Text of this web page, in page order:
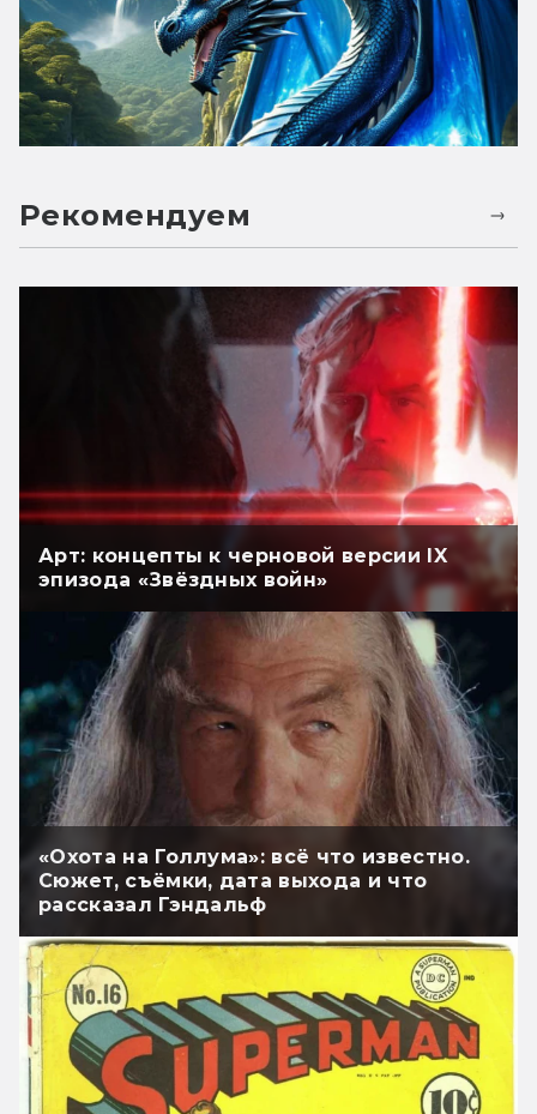
Рекомендуем
Арт: концепты к черновой версии IX
эпизода «Звёздных войн»
«Охота на Голлума»: всё что известно.
Сюжет, съёмки, дата выхода и что
рассказал Гэндальф